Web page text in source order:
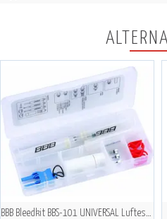
BBB Bleedkit BBS-101 UNIVERSAL Luftesett